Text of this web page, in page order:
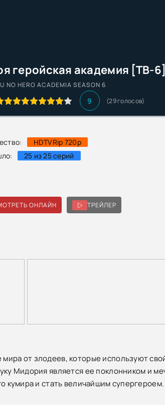
геройская академия [ТВ-6]
NO HERO ACADEMIA SEASON 6
9 (29 голосов)
HDTVRip 720p
25 из 25 серий
ОНЛАЙН ТРЕЙЛЕР
от злодеев, которые используют
Мидория является ее поклонником и
кумира и стать величайшим